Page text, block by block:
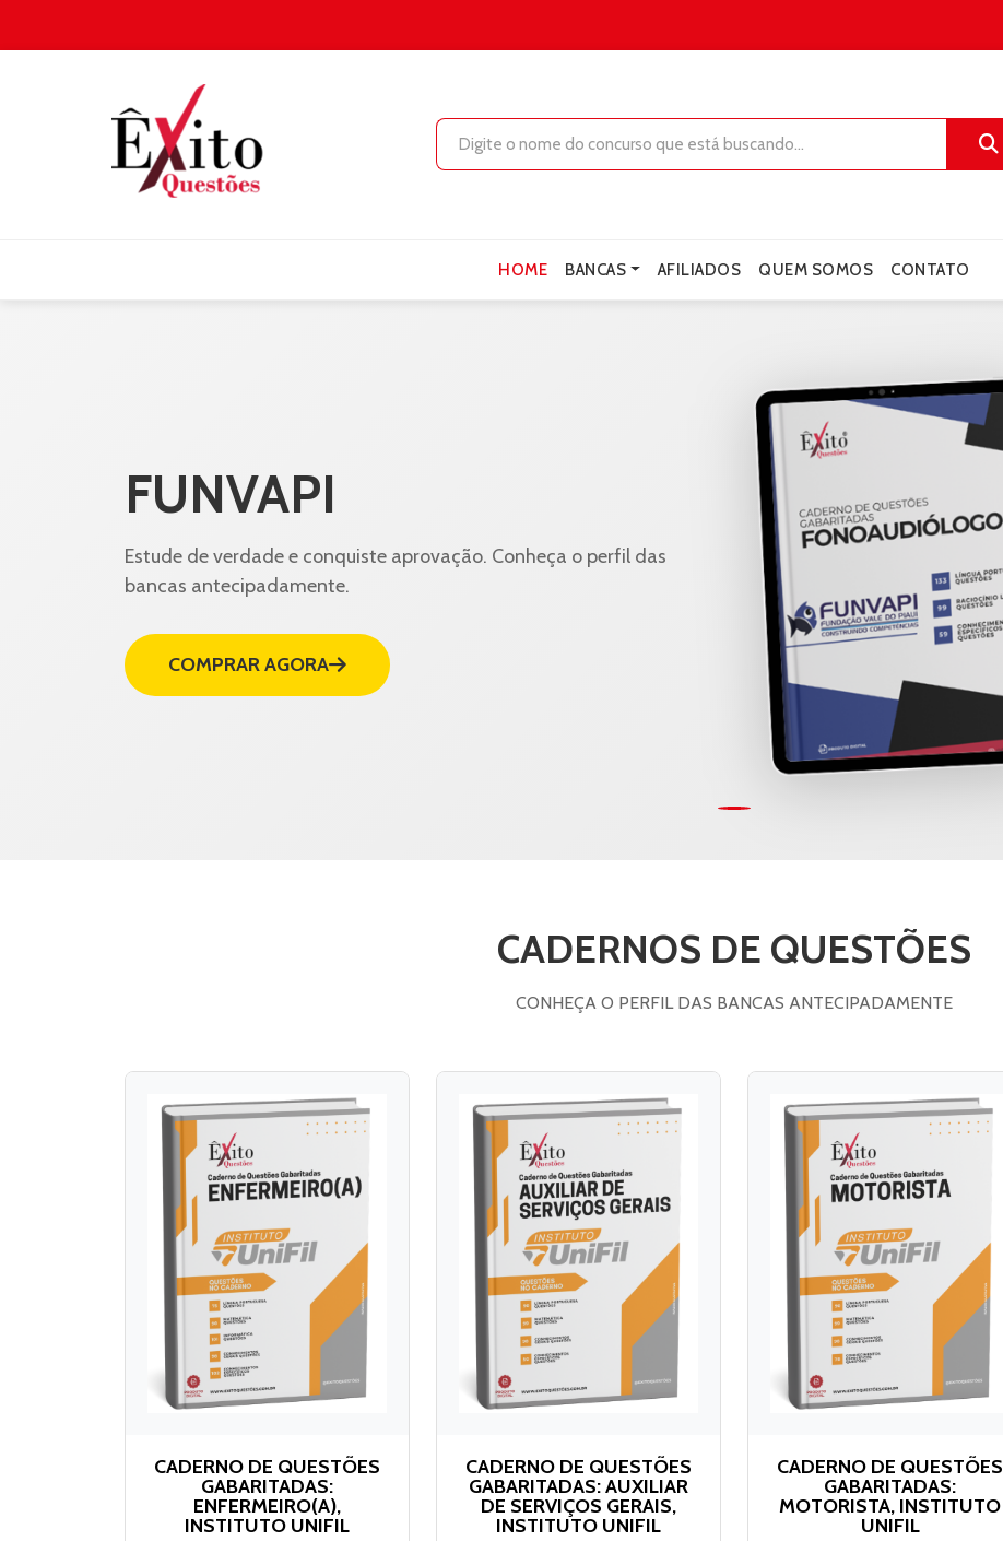
HOME BANCAS AFILIADOS QUEM SOMOS CONTATO
FUNVAPI
Estude de verdade e conquiste aprovação. Conheça o perfil das
bancas antecipadamente.
COMPRAR AGORA
CADERNOS DE QUESTÕES
CONHEÇA O PERFIL DAS BANCAS ANTECIPADAMENTE
CADERNO DE QUESTÕES
GABARITADAS:
ENFERMEIRO(A),
INSTITUTO UNIFIL
CADERNO DE QUESTÕES
GABARITADAS: AUXILIAR
DE SERVIÇOS GERAIS,
INSTITUTO UNIFIL
CADERNO DE QUESTÕES
GABARITADAS:
MOTORISTA, INSTITUTO
UNIFIL